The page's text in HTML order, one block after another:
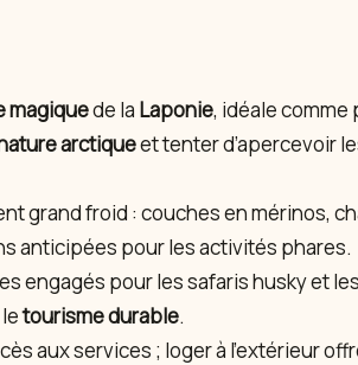
magiquede la Laponie, idéale comme
arctiqueet tenter d’apercevoir
grand froid : couches en mérinos,
anticipées pour les activités phares.
engagés pour les safaris husky et
letourisme durable.
aux services ; loger à l’extérieur